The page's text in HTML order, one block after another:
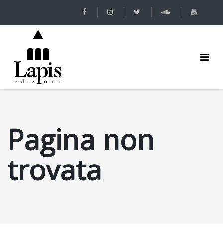
Pagina non
trovata